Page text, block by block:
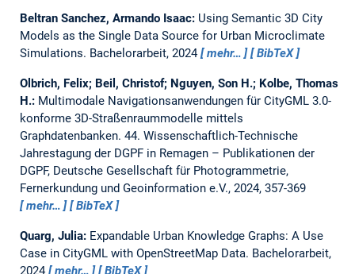
Beltran Sanchez, Armando Isaac: Using Semantic 3D City
Models as the Single Data Source for Urban Microclimate
Simulations. Bachelorarbeit, 2024 mehr… BibTeX
Olbrich, Felix; Beil, Christof; Nguyen, Son H.; Kolbe, Thomas
H.: Multimodale Navigationsanwendungen für CityGML 3.0-
konforme 3D-Straßenraummodelle mittels
Graphdatenbanken. 44. Wissenschaftlich-Technische
Jahrestagung der DGPF in Remagen – Publikationen der
DGPF, Deutsche Gesellschaft für Photogrammetrie,
Fernerkundung und Geoinformation e.V., 2024, 357-369
mehr…
BibTeX
Quarg, Julia: Expandable Urban Knowledge Graphs: A Use
Case in CityGML with OpenStreetMap Data. Bachelorarbeit,